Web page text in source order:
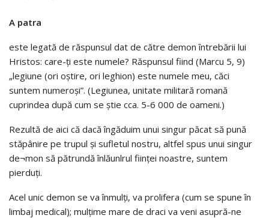
A patra
este legată de răspunsul dat de către demon întrebării lui
Hristos: care-ţi este numele? Răspunsul fiind (Marcu 5, 9)
„legiune (ori oştire, ori leghion) este numele meu, căci
suntem numeroşi”. (Legiunea, unitate militară romană
cuprindea după cum se ştie cca. 5-6 000 de oameni.)
Rezultă de aici că dacă îngăduim unui singur păcat să pună
stăpânire pe trupul şi sufletul nostru, altfel spus unui singur
de¬mon să pătrundă înlăunlrul fiinţei noastre, suntem
pierduţi.
Acel unic demon se va înmulţi, va prolifera (cum se spune în
limbaj medical); mulţime mare de draci va veni asupră-ne